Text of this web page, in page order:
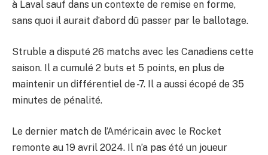
à Laval sauf dans un contexte de remise en forme,
sans quoi il aurait d’abord dû passer par le ballotage.
Struble a disputé 26 matchs avec les Canadiens cette
saison. Il a cumulé 2 buts et 5 points, en plus de
maintenir un différentiel de -7. Il a aussi écopé de 35
minutes de pénalité.
Le dernier match de l’Américain avec le Rocket
remonte au 19 avril 2024. Il n’a pas été un joueur